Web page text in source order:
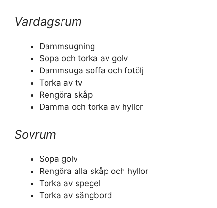
Vardagsrum
Dammsugning
Sopa och torka av golv
Dammsuga soffa och fotölj
Torka av tv
Rengöra skåp
Damma och torka av hyllor
Sovrum
Sopa golv
Rengöra alla skåp och hyllor
Torka av spegel
Torka av sängbord